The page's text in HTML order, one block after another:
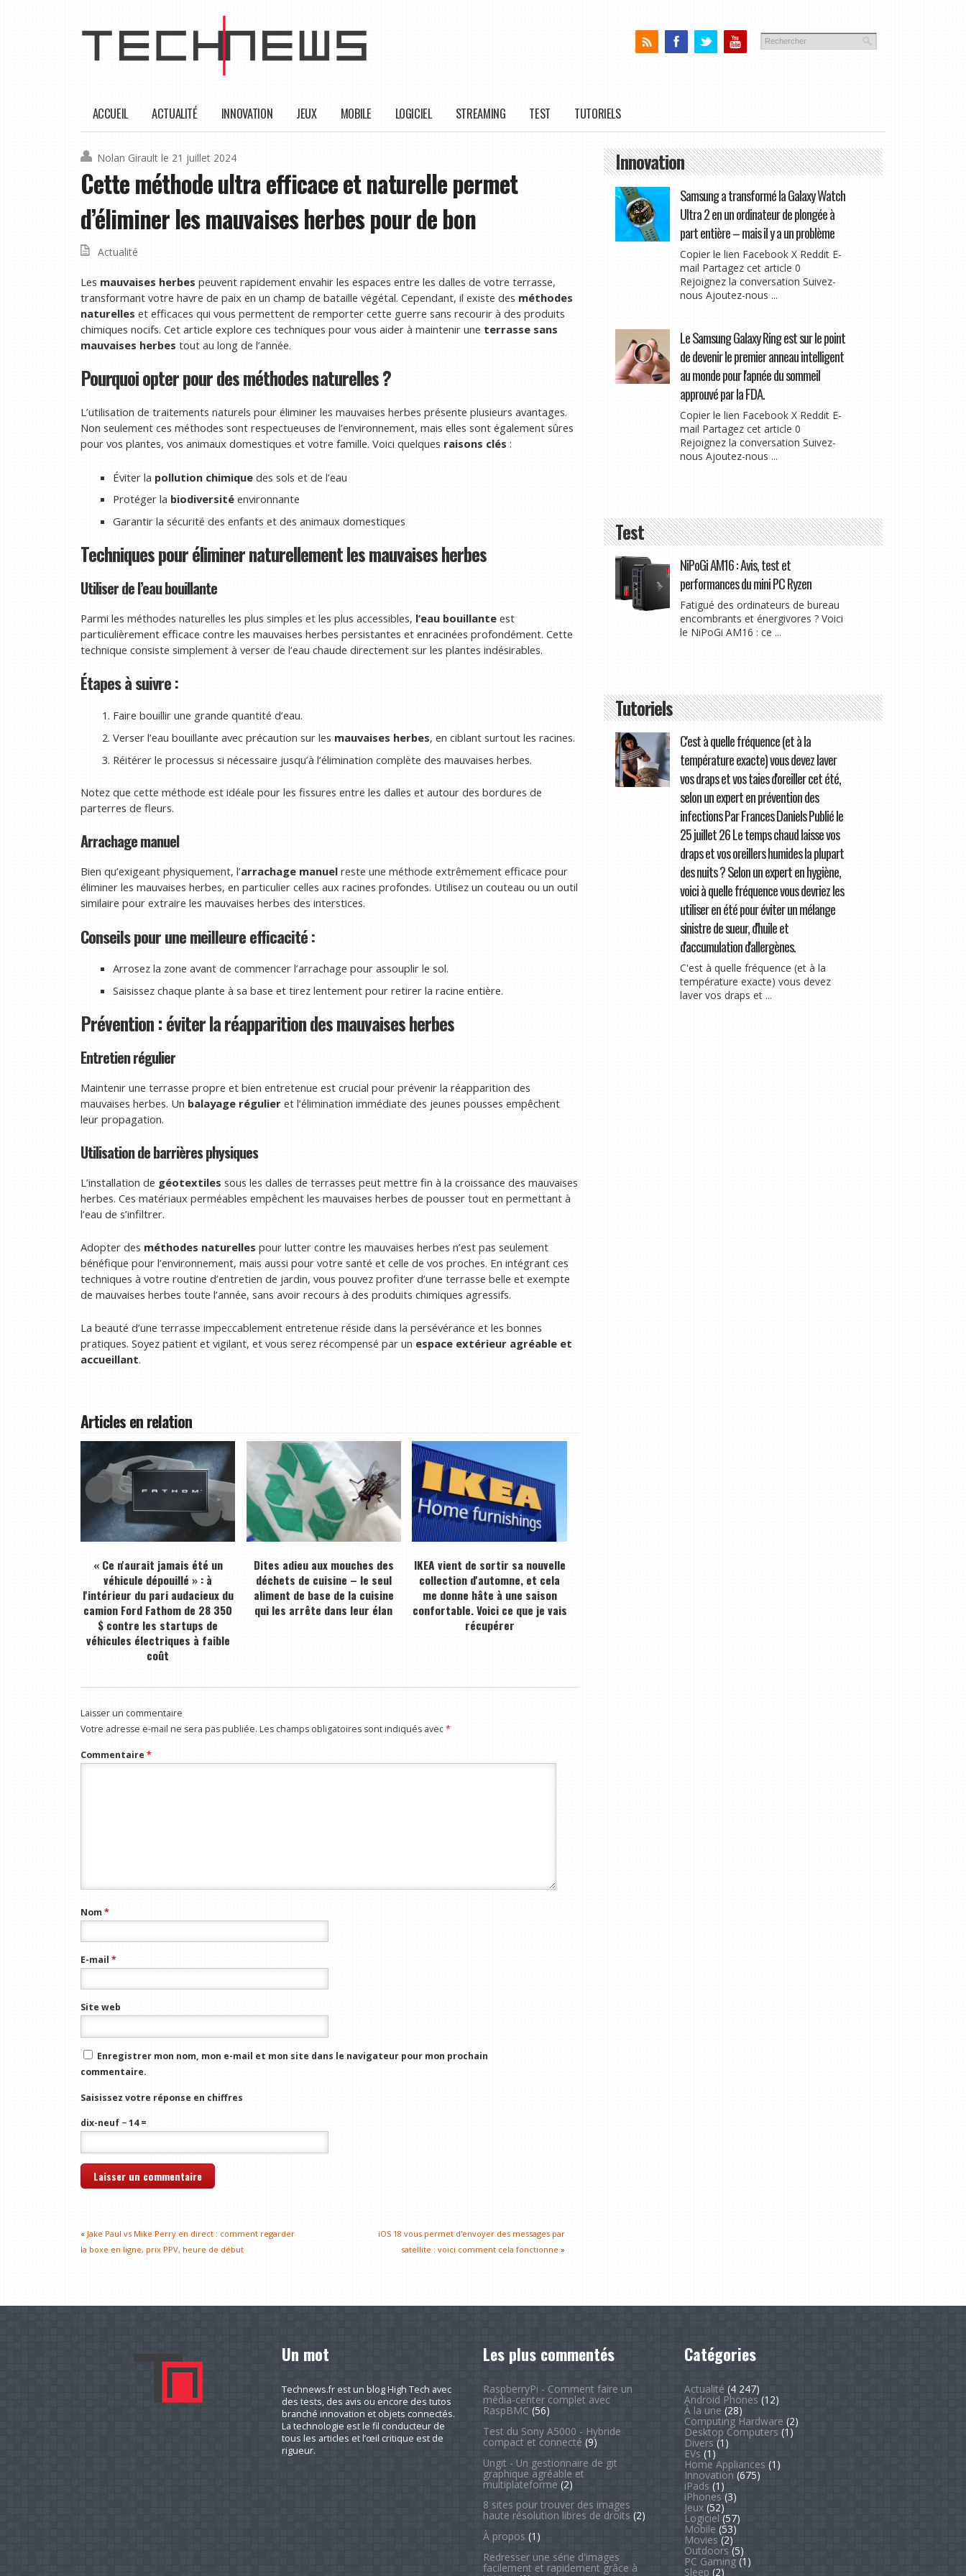
ACCUEIL ACTUALITÉ INNOVATION JEUX MOBILE LOGICIEL STREAMING TEST TUTORIELS
Nolan Girault le 21 juillet 2024
Cette méthode ultra efficace et naturelle permet
d’éliminer les mauvaises herbes pour de bon
Actualité
Les mauvaises herbes peuvent rapidement envahir les espaces entre les dalles de votre terrasse,
transformant votre havre de paix en un champ de bataille végétal. Cependant, il existe des méthodes
naturelles et efficaces qui vous permettent de remporter cette guerre sans recourir à des produits
chimiques nocifs. Cet article explore ces techniques pour vous aider à maintenir une terrasse sans
mauvaises herbes tout au long de l’année.
Pourquoi opter pour des méthodes naturelles ?
L’utilisation de traitements naturels pour éliminer les mauvaises herbes présente plusieurs avantages.
Non seulement ces méthodes sont respectueuses de l’environnement, mais elles sont également sûres
pour vos plantes, vos animaux domestiques et votre famille. Voici quelques raisons clés :
Éviter la pollution chimiquedes sols et de l’eau
Protéger la biodiversitéenvironnante
Garantir la sécurité des enfants et des animaux domestiques
Techniques pour éliminer naturellement les mauvaises herbes
Utiliser de l’eau bouillante
Parmi les méthodes naturelles les plus simples et les plus accessibles, l’eau bouillante est
particulièrement efficace contre les mauvaises herbes persistantes et enracinées profondément. Cette
technique consiste simplement à verser de l’eau chaude directement sur les plantes indésirables.
Étapes à suivre :
Faire bouillir une grande quantité d’eau.
Verser l’eau bouillante avec précaution sur les mauvaises herbes, en ciblant surtout les racines.
Réitérer le processus si nécessaire jusqu’à l’élimination complète des mauvaises herbes.
Notez que cette méthode est idéale pour les fissures entre les dalles et autour des bordures de
parterres de fleurs.
Arrachage manuel
Bien qu’exigeant physiquement, l’arrachage manuel reste une méthode extrêmement efficace pour
éliminer les mauvaises herbes, en particulier celles aux racines profondes. Utilisez un couteau ou un outil
similaire pour extraire les mauvaises herbes des interstices.
Conseils pour une meilleure efficacité :
Arrosez la zone avant de commencer l’arrachage pour assouplir le sol.
Saisissez chaque plante à sa base et tirez lentement pour retirer la racine entière.
Prévention : éviter la réapparition des mauvaises herbes
Entretien régulier
Maintenir une terrasse propre et bien entretenue est crucial pour prévenir la réapparition des
mauvaises herbes. Un balayage régulier et l’élimination immédiate des jeunes pousses empêchent
leur propagation.
Utilisation de barrières physiques
L’installation de géotextiles sous les dalles de terrasses peut mettre fin à la croissance des mauvaises
herbes. Ces matériaux perméables empêchent les mauvaises herbes de pousser tout en permettant à
l’eau de s’infiltrer.
Adopter des méthodes naturelles pour lutter contre les mauvaises herbes n’est pas seulement
bénéfique pour l’environnement, mais aussi pour votre santé et celle de vos proches. En intégrant ces
techniques à votre routine d’entretien de jardin, vous pouvez profiter d’une terrasse belle et exempte
de mauvaises herbes toute l’année, sans avoir recours à des produits chimiques agressifs.
La beauté d’une terrasse impeccablement entretenue réside dans la persévérance et les bonnes
pratiques. Soyez patient et vigilant, et vous serez récompensé par un espace extérieur agréable et
accueillant.
Articles en relation
« Ce n'aurait jamais été un
véhicule dépouillé » : à
l'intérieur du pari audacieux du
camion Ford Fathom de 28 350
$ contre les startups de
véhicules électriques à faible
coût
Dites adieu aux mouches des
déchets de cuisine – le seul
aliment de base de la cuisine
qui les arrête dans leur élan
IKEA vient de sortir sa nouvelle
collection d'automne, et cela
me donne hâte à une saison
confortable. Voici ce que je vais
récupérer
Laisser un commentaire
Votre adresse e-mail ne sera pas publiée. Les champs obligatoires sont indiqués avec*
Commentaire *
Nom*
E-mail *
Site web
Enregistrer mon nom, mon e-mail et mon site dans le navigateur pour mon prochain
commentaire.
Saisissez votre réponse en chiffres
dix-neuf − 14 =
« Jake Paul vs Mike Perry en direct : comment regarder
la boxe en ligne, prix PPV, heure de début
iOS 18 vous permet d'envoyer des messages par
satellite : voici comment cela fonctionne »
Innovation
Samsung a transformé la Galaxy Watch
Ultra 2 en un ordinateur de plongée à
part entière – mais il y a un problème
Copier le lien Facebook X Reddit E-
mail Partagez cet article 0
Rejoignez la conversation Suivez-
nous Ajoutez-nous ...
Le Samsung Galaxy Ring est sur le point
de devenir le premier anneau intelligent
au monde pour l'apnée du sommeil
approuvé par la FDA.
Copier le lien Facebook X Reddit E-
mail Partagez cet article 0
Rejoignez la conversation Suivez-
nous Ajoutez-nous ...
Test
NiPoGi AM16 : Avis, test et
performances du mini PC Ryzen
Fatigué des ordinateurs de bureau
encombrants et énergivores ? Voici
le NiPoGi AM16 : ce ...
Tutoriels
C'est à quelle fréquence (et à la
température exacte) vous devez laver
vos draps et vos taies d'oreiller cet été,
selon un expert en prévention des
infections Par Frances Daniels Publié le
25 juillet 26 Le temps chaud laisse vos
draps et vos oreillers humides la plupart
des nuits ? Selon un expert en hygiène,
voici à quelle fréquence vous devriez les
utiliser en été pour éviter un mélange
sinistre de sueur, d'huile et
d'accumulation d'allergènes.
C'est à quelle fréquence (et à la
température exacte) vous devez
laver vos draps et ...
Un mot
Technews.fr est un blog High Tech avec
des tests, des avis ou encore des tutos
branché innovation et objets connectés.
La technologie est le fil conducteur de
tous les articles et l’œil critique est de
rigueur.
Les plus commentés
RaspberryPi - Comment faire un
média-center complet avec
RaspBMC (56)
Test du Sony A5000 - Hybride
compact et connecté (9)
Ungit - Un gestionnaire de git
graphique agréable et
multiplateforme (2)
8 sites pour trouver des images
haute résolution libres de droits (2)
À propos (1)
Redresser une série d'images
facilement et rapidement grâce à
Catégories
Actualité (4 247)
Android Phones(12)
À la une (28)
Computing Hardware (2)
Desktop Computers (1)
Divers (1)
EVs (1)
Home Appliances (1)
Innovation (675)
iPads (1)
iPhones(3)
Jeux(52)
Logiciel (57)
Mobile (53)
Movies (2)
Outdoors(5)
PC Gaming(1)
Sleep (2)